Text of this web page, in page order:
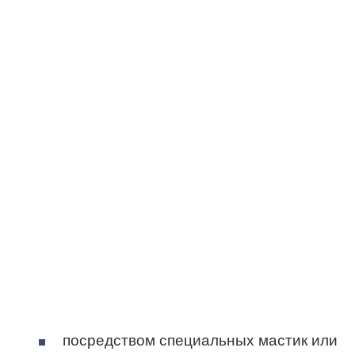
посредством специальных мастик или